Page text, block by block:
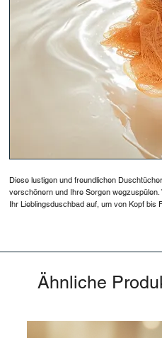
Diese lustigen und freundlichen
verschönern und Ihre Sorgen
Ihr Lieblingsduschbad auf, um von Kopf bis
Ähnliche